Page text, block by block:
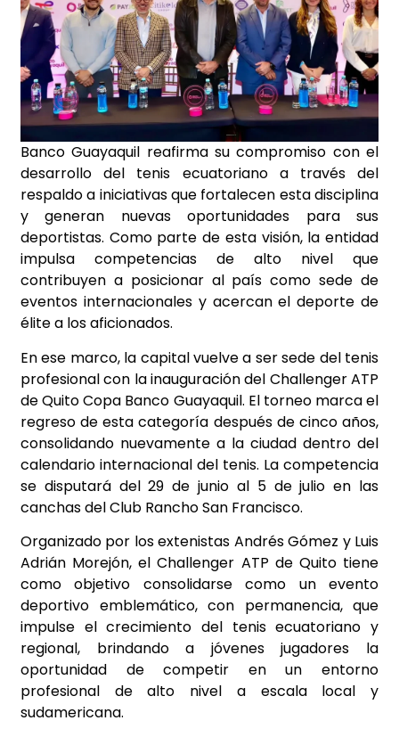
Banco Guayaquil reafirma su compromiso con el
desarrollo del tenis ecuatoriano a través del
respaldo a iniciativas que fortalecen esta disciplina
y generan nuevas oportunidades para sus
deportistas. Como parte de esta visión, la entidad
impulsa competencias de alto nivel que
contribuyen a posicionar al país como sede de
eventos internacionales y acercan el deporte de
élite a los aficionados.
En ese marco, la capital vuelve a ser sede del tenis
profesional con la inauguración del Challenger ATP
de Quito Copa Banco Guayaquil. El torneo marca el
regreso de esta categoría después de cinco años,
consolidando nuevamente a la ciudad dentro del
calendario internacional del tenis. La competencia
se disputará del 29 de junio al 5 de julio en las
canchas del Club Rancho San Francisco.
Organizado por los extenistas Andrés Gómez y Luis
Adrián Morejón, el Challenger ATP de Quito tiene
como objetivo consolidarse como un evento
deportivo emblemático, con permanencia, que
impulse el crecimiento del tenis ecuatoriano y
regional, brindando a jóvenes jugadores la
oportunidad de competir en un entorno
profesional de alto nivel a escala local y
sudamericana.